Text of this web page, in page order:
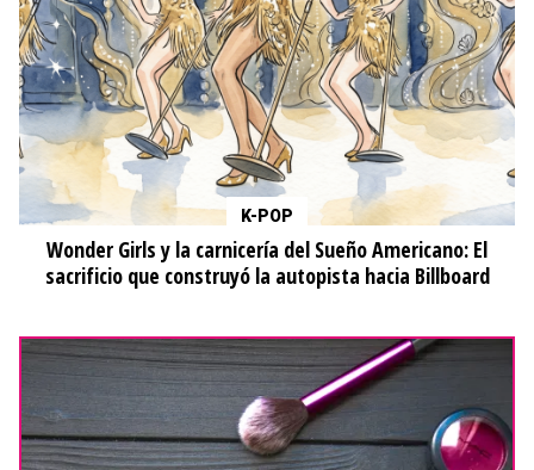
K-POP
Wonder Girls y la carnicería del Sueño Americano: El
sacrificio que construyó la autopista hacia Billboard